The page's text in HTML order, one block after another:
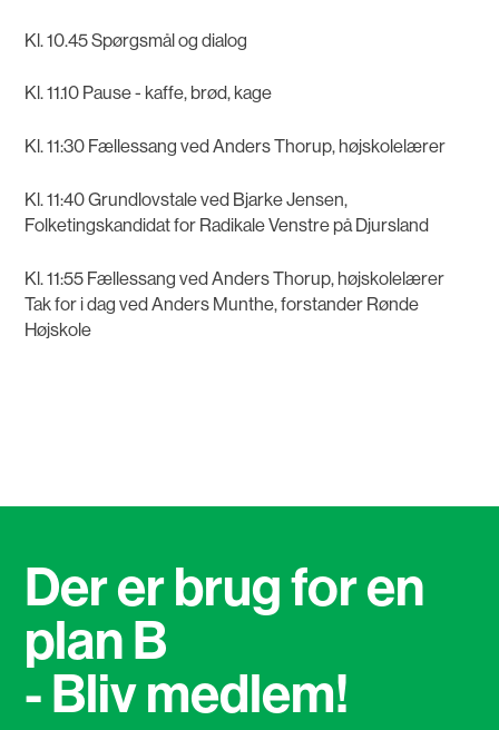
Kl. 10.45 Spørgsmål og dialog
Kl. 11.10 Pause - kaffe, brød, kage
Kl. 11:30 Fællessang ved Anders Thorup, højskolelærer
Kl. 11:40 Grundlovstale ved Bjarke Jensen,
Folketingskandidat for Radikale Venstre på Djursland
Kl. 11:55 Fællessang ved Anders Thorup, højskolelærer
Tak for i dag ved Anders Munthe, forstander Rønde
Højskole
Der er brug for en
plan B
- Bliv medlem!